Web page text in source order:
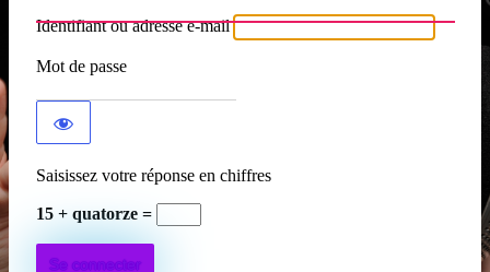
Identifiant ou adresse e-mail
Mot de passe
Saisissez votre réponse en chiffres
15 + quatorze =